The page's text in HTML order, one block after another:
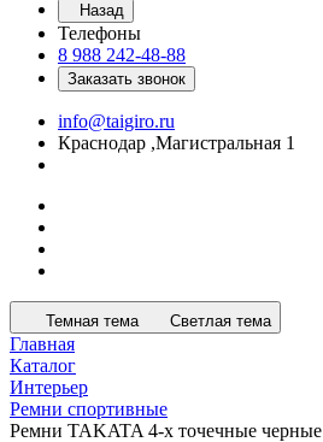
Назад
Телефоны
8 988 242-48-88
Заказать звонок
info@taigiro.ru
Краснодар ,Магистральная 1
Темная тема Светлая тема
Главная
Каталог
Интерьер
Ремни спортивные
Ремни TAKATA 4-х точечные черные